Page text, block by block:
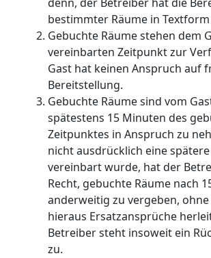
bestimmter Räume in
Gebuchte Räume stehen dem
vereinbarten Zeitpunkt zur
Gast hat keinen Anspruch auf
Bereitstellung.
Gebuchte Räume sind vom
spätestens 15 Minuten des
Zeitpunktes in Anspruch zu
nicht ausdrücklich eine
vereinbart wurde, hat der
Recht, gebuchte Räume nach
anderweitig zu vergeben,
hieraus Ersatzansprüche
Betreiber steht insoweit ein
zu.